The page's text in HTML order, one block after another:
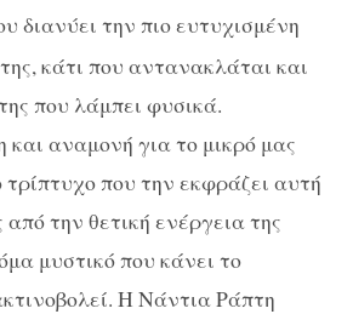
διανύει την πιο ευτυχισμένη
κάτι που αντανακλάται και
που λάμπει φυσικά.
αναμονή για το μικρό μας
τρίπτυχο που την εκφράζει αυτή
την θετική ενέργεια της
μυστικό που κάνει το
Η Νάντια Ράπτη